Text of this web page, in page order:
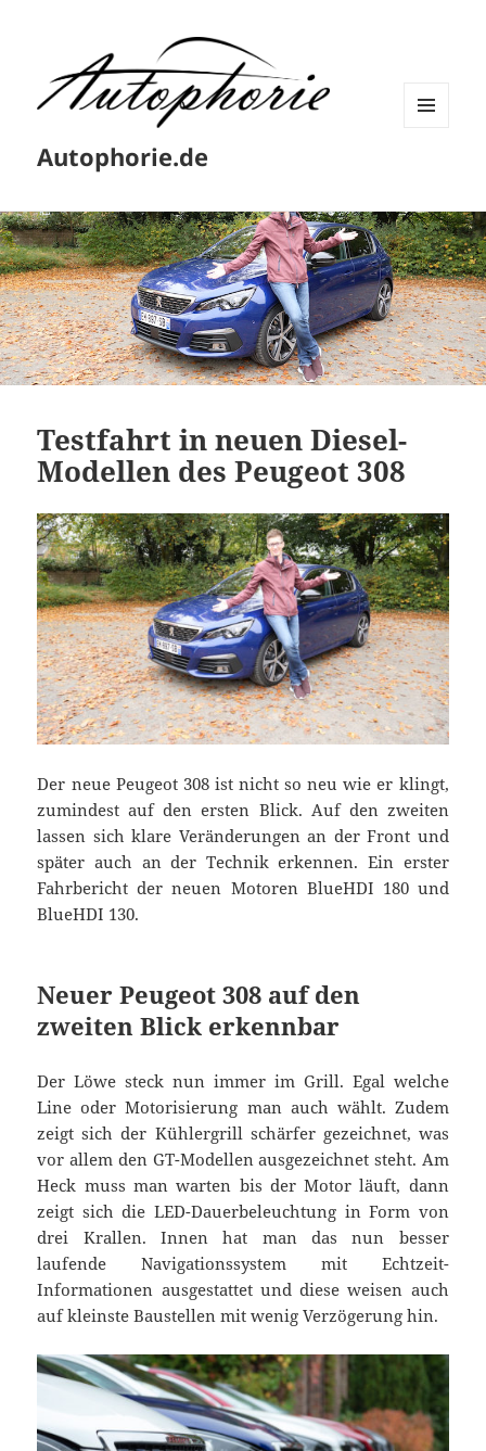
Autophorie.de
Testfahrt in neuen Diesel-
Modellen des Peugeot 308
Der neue Peugeot 308 ist nicht so neu wie er klingt,
zumindest auf den ersten Blick. Auf den zweiten
lassen sich klare Veränderungen an der Front und
später auch an der Technik erkennen. Ein erster
Fahrbericht der neuen Motoren BlueHDI 180 und
BlueHDI 130.
Neuer Peugeot 308 auf den
zweiten Blick erkennbar
Der Löwe steck nun immer im Grill. Egal welche
Line oder Motorisierung man auch wählt. Zudem
zeigt sich der Kühlergrill schärfer gezeichnet, was
vor allem den GT-Modellen ausgezeichnet steht. Am
Heck muss man warten bis der Motor läuft, dann
zeigt sich die LED-Dauerbeleuchtung in Form von
drei Krallen. Innen hat man das nun besser
laufende Navigationssystem mit Echtzeit-
Informationen ausgestattet und diese weisen auch
auf kleinste Baustellen mit wenig Verzögerung hin.